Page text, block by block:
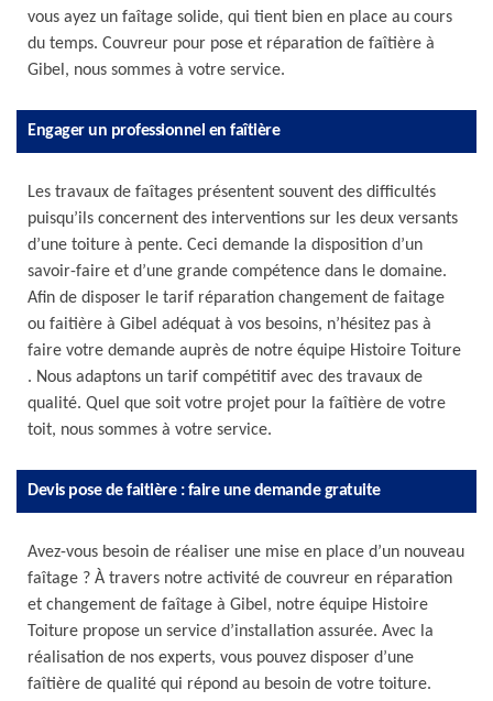
vous ayez un faîtage solide, qui tient bien en place au cours
du temps. Couvreur pour pose et réparation de faîtière à
Gibel, nous sommes à votre service.
Engager un professionnel en faîtière
Les travaux de faîtages présentent souvent des difficultés
puisqu’ils concernent des interventions sur les deux versants
d’une toiture à pente. Ceci demande la disposition d’un
savoir-faire et d’une grande compétence dans le domaine.
Afin de disposer le tarif réparation changement de faitage
ou faitière à Gibel adéquat à vos besoins, n’hésitez pas à
faire votre demande auprès de notre équipe Histoire Toiture
. Nous adaptons un tarif compétitif avec des travaux de
qualité. Quel que soit votre projet pour la faîtière de votre
toit, nous sommes à votre service.
Devis pose de faitière : faire une demande gratuite
Avez-vous besoin de réaliser une mise en place d’un nouveau
faîtage ? À travers notre activité de couvreur en réparation
et changement de faîtage à Gibel, notre équipe Histoire
Toiture propose un service d’installation assurée. Avec la
réalisation de nos experts, vous pouvez disposer d’une
faîtière de qualité qui répond au besoin de votre toiture.